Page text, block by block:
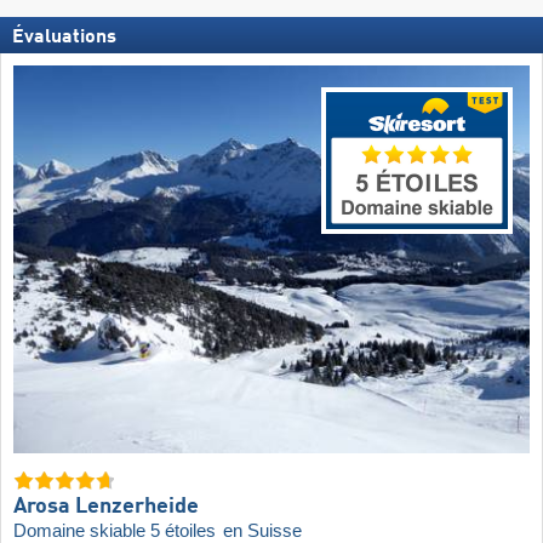
Évaluations
Arosa Lenzerheide
Domaine skiable 5 étoiles en Suisse